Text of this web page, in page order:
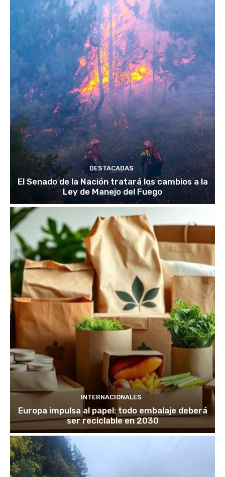
DESTACADAS
El Senado de la Nación tratará los cambios a la
Ley de Manejo del Fuego
INTERNACIONALES
Europa impulsa al papel: todo embalaje deberá
ser reciclable en 2030